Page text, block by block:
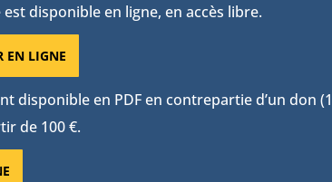
disponible en ligne, en accès libre.
EN LIGNE
disponible en PDF en contrepartie d’un don
de 100 €.